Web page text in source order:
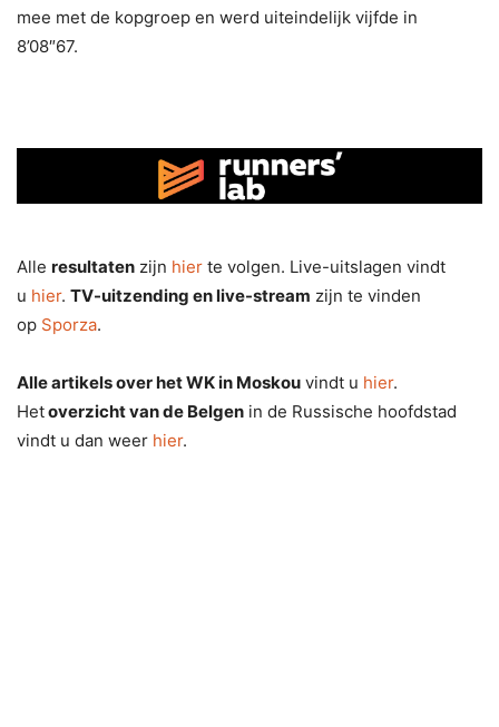
mee met de kopgroep en werd uiteindelijk vijfde in
8’08″67.
Alle resultaten zijn hier te volgen. Live-uitslagen vindt
u hier. TV-uitzending en live-stream zijn te vinden
op Sporza.
Alle artikels over het WK in Moskou vindt u hier.
Hetoverzicht van de Belgen in de Russische hoofdstad
vindt u dan weer hier.